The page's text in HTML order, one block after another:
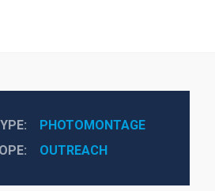
PHOTOMONTAGE
OUTREACH